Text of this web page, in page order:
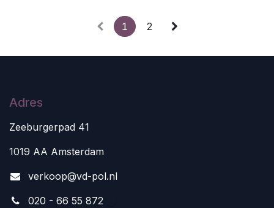
1 2
Adres
Zeeburgerpad 41
1019 AA Amsterdam
verkoop@vd-pol.nl
020 - 66 55 872